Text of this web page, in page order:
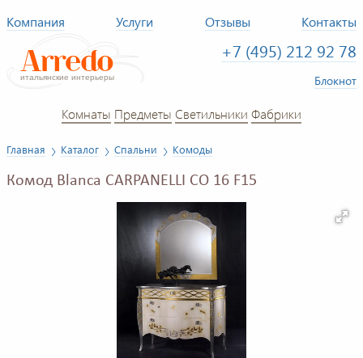
Компания Услуги Отзывы Контакты
+7 (495) 212 92 78
Блокнот
Комнаты Предметы Светильники Фабрики
Главная Каталог Спальни Комоды
Комод Blanca CARPANELLI CO 16 F15